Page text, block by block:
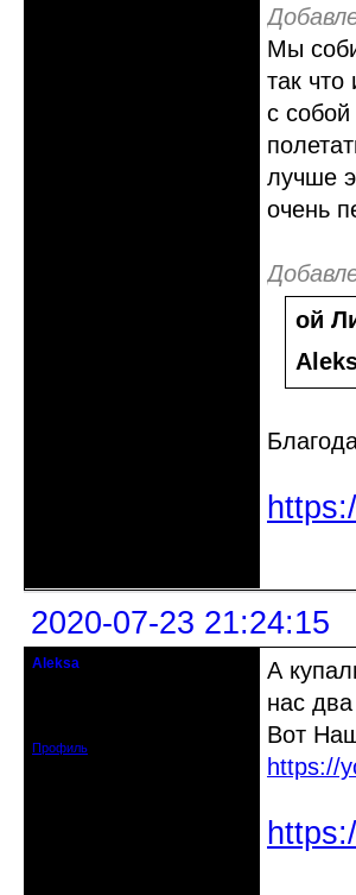
Мы
так
с
лучше
очень
ой
2020-07-23 21:24:15
Aleksa
Профиль
А
нас
Вот
https://